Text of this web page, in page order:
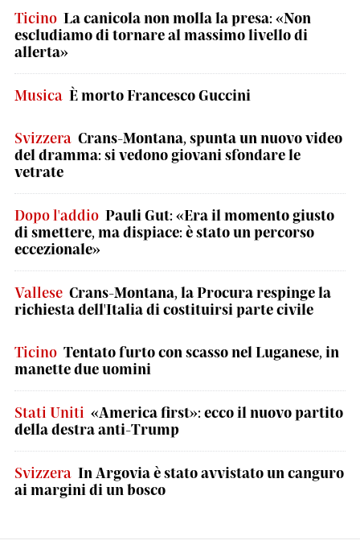
Ticino La canicola non molla la presa: «Non
escludiamo di tornare al massimo livello di
allerta»
Musica È morto Francesco Guccini
Svizzera Crans-Montana, spunta un nuovo video
del dramma: si vedono giovani sfondare le
vetrate
Dopo l'addio Pauli Gut: «Era il momento giusto
di smettere, ma dispiace: è stato un percorso
eccezionale»
Vallese Crans-Montana, la Procura respinge la
richiesta dell'Italia di costituirsi parte civile
Ticino Tentato furto con scasso nel Luganese, in
manette due uomini
Stati Uniti «America first»: ecco il nuovo partito
della destra anti-Trump
Svizzera In Argovia è stato avvistato un canguro
ai margini di un bosco